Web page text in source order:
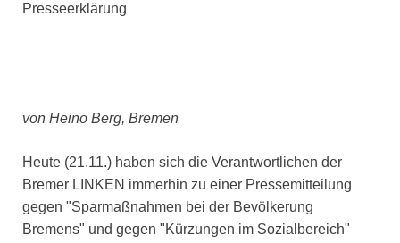
Presseerklärung
von Heino Berg, Bremen
Heute (21.11.) haben sich die Verantwortlichen der
Bremer LINKEN immerhin zu einer Pressemitteilung
gegen "Sparmaßnahmen bei der Bevölkerung
Bremens" und gegen "Kürzungen im Sozialbereich"